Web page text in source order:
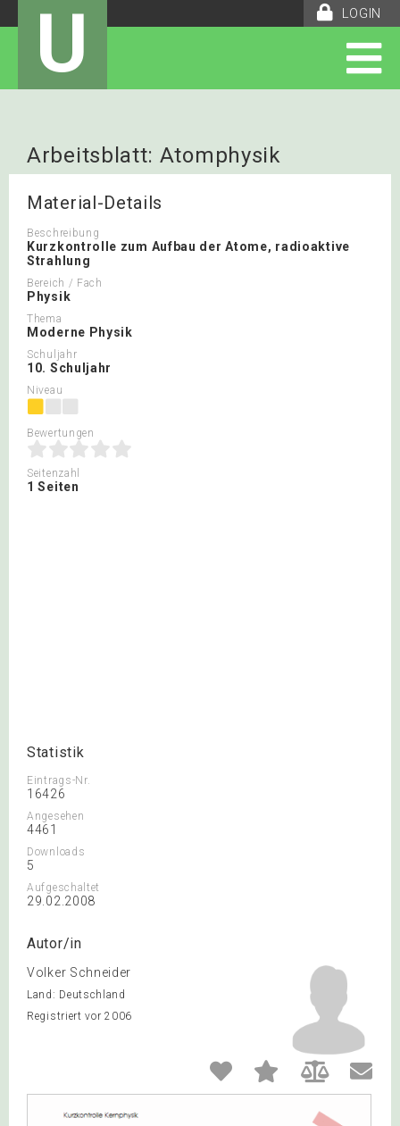
LOGIN
U
Arbeitsblatt: Atomphysik
Material-Details
Beschreibung
Kurzkontrolle zum Aufbau der Atome, radioaktive
Strahlung
Bereich / Fach
Physik
Thema
Moderne Physik
Schuljahr
10. Schuljahr
Niveau
Bewertungen
Seitenzahl
1 Seiten
Statistik
Eintrags-Nr.
16426
Angesehen
4461
Downloads
5
Aufgeschaltet
29.02.2008
Autor/in
Volker Schneider
Land: Deutschland
Registriert vor 2006